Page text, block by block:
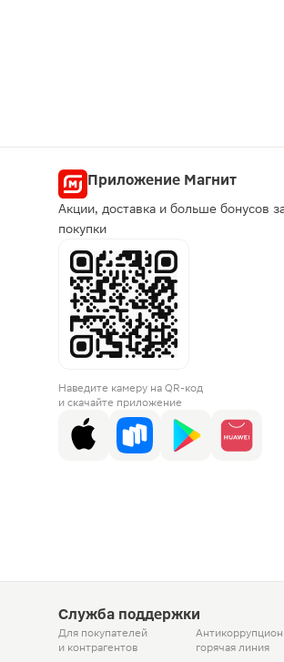
Приложение Магнит
Акции, доставка и больше бонусов
покупки
Наведите камеру на QR-код
и скачайте приложение
Служба поддержки
Для покупателей
и контрагентов
горячая линия